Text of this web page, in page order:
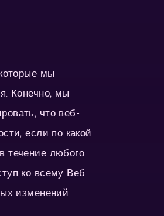
мы
Конечно, мы
что веб-
если по какой-
течение любого
ко всему Веб-
изменений